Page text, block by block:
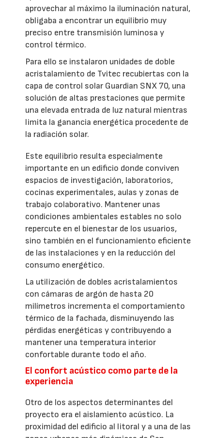
aprovechar al máximo la iluminación natural,
obligaba a encontrar un equilibrio muy
preciso entre transmisión luminosa y
control térmico.
Para ello se instalaron unidades de doble
acristalamiento de Tvitec recubiertas con la
capa de control solar Guardian SNX 70, una
solución de altas prestaciones que permite
una elevada entrada de luz natural mientras
limita la ganancia energética procedente de
la radiación solar.
Este equilibrio resulta especialmente
importante en un edificio donde conviven
espacios de investigación, laboratorios,
cocinas experimentales, aulas y zonas de
trabajo colaborativo. Mantener unas
condiciones ambientales estables no solo
repercute en el bienestar de los usuarios,
sino también en el funcionamiento eficiente
de las instalaciones y en la reducción del
consumo energético.
La utilización de dobles acristalamientos
con cámaras de argón de hasta 20
milímetros incrementa el comportamiento
térmico de la fachada, disminuyendo las
pérdidas energéticas y contribuyendo a
mantener una temperatura interior
confortable durante todo el año.
El confort acústico como parte de la
experiencia
Otro de los aspectos determinantes del
proyecto era el aislamiento acústico. La
proximidad del edificio al litoral y a una de las